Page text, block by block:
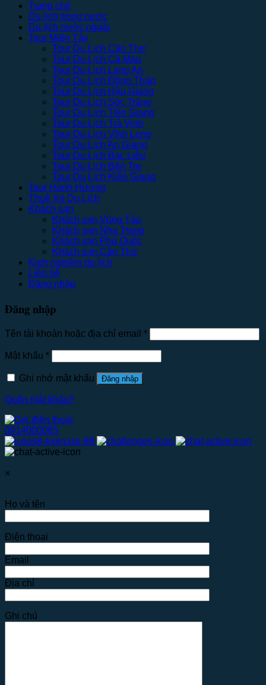
Trang chủ
Du lịch trong nước
Du lịch nước ngoài
Tour Miền Tây
Tour Du Lịch Cần Thơ
Tour Du Lịch Cà Mau
Tour Du Lịch Long An
Tour Du Lịch Đồng Tháp
Tour Du Lịch Hậu Giang
Tour Du Lịch Sóc Trăng
Tour Du Lịch Tiền Giang
Tour Du Lịch Trà Vinh
Tour Du Lịch Vĩnh Long
Tour Du Lịch An Giang
Tour Du Lịch Bạc Liêu
Tour Du Lịch Bến Tre
Tour Du Lịch Kiên Giang
Tour Hành Hương
Thuê Xe Du Lịch
Khách sạn
Khách sạn Vũng Tàu
Khách sạn Nha Trang
Khách sạn Phú Quốc
Khách sạn Cần Thơ
Kinh nghiệm du lịch
Liên hệ
Đăng nhập
Đăng nhập
Tên tài khoản hoặc địa chỉ email *
Mật khẩu *
Ghi nhớ mật khẩu Đăng nhập
Quên mật khẩu?
0914000065
×
Họ và tên
Điện thoại
Email
Địa chỉ
Ghi chú